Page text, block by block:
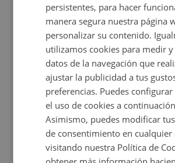
cual puede ser adjudicado el inmueble
con la posesión del inmueble en el
adquisición, no siendo posible visitarlo.
en la publicación se trata de un valor
supone en ningún caso la aceptación
parte del acreedor, teniendo que ser
valoración del correspondiente comité
Toda la información publicada en el
encuentra disponible de manera
Superficie suelo:: 5.470 m2
Coeficiente Edificabilidad:0
Superficie registro:5.470 m 2
Emplazamiento
suelo en miajadas
persistentes, para hacer
manera segura nuestra página
personalizar su contenido.
utilizamos cookies para medir
datos de la navegación que
ajustar la publicidad a tus
preferencias. Puedes
el uso de cookies a
Asimismo, puedes modificar
de consentimiento en
visitando nuestra Política de
obtener más información